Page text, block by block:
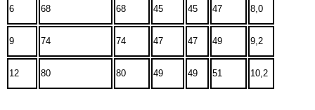
6 68 68 45 45 47 8,0
9 74 74 47 47 49 9,2
12 80 80 49 49 51 10,2